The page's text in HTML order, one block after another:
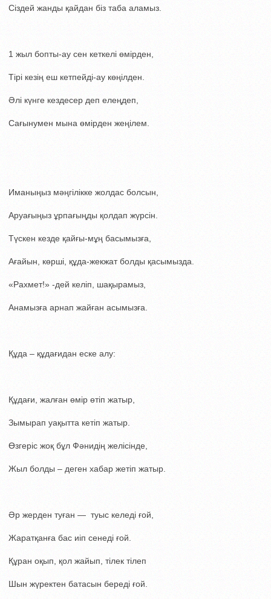
Сіздей жанды қайдан біз таба аламыз.
1 жыл бопты-ау сен кеткелі өмірден,
Тірі кезің еш кетпейді-ау көңілден.
Әлі күнге кездесер деп елеңдеп,
Сағынумен мына өмірден жеңілем.
Иманыңыз мәңгілікке жолдас болсын,
Аруағыңыз ұрпағыңды қолдап жүрсін.
Түскен кезде қайғы-мұң басымызға,
Ағайын, көрші, құда-жекжат болды қасымызда.
«Рахмет!» -дей келіп, шақырамыз,
Анамызға арнап жайған асымызға.
Құда – құдағидан еске алу:
Құдағи, жалған өмір өтіп жатыр,
Зымырап уақытта кетіп жатыр.
Өзгеріс жоқ бұл Фәнидің желісінде,
Жыл болды – деген хабар жетіп жатыр.
Әр жерден туған — туыс келеді ғой,
Жаратқанға бас иіп сенеді ғой.
Құран оқып, қол жайып, тілек тілеп
Шын жүректен батасын береді ғой.